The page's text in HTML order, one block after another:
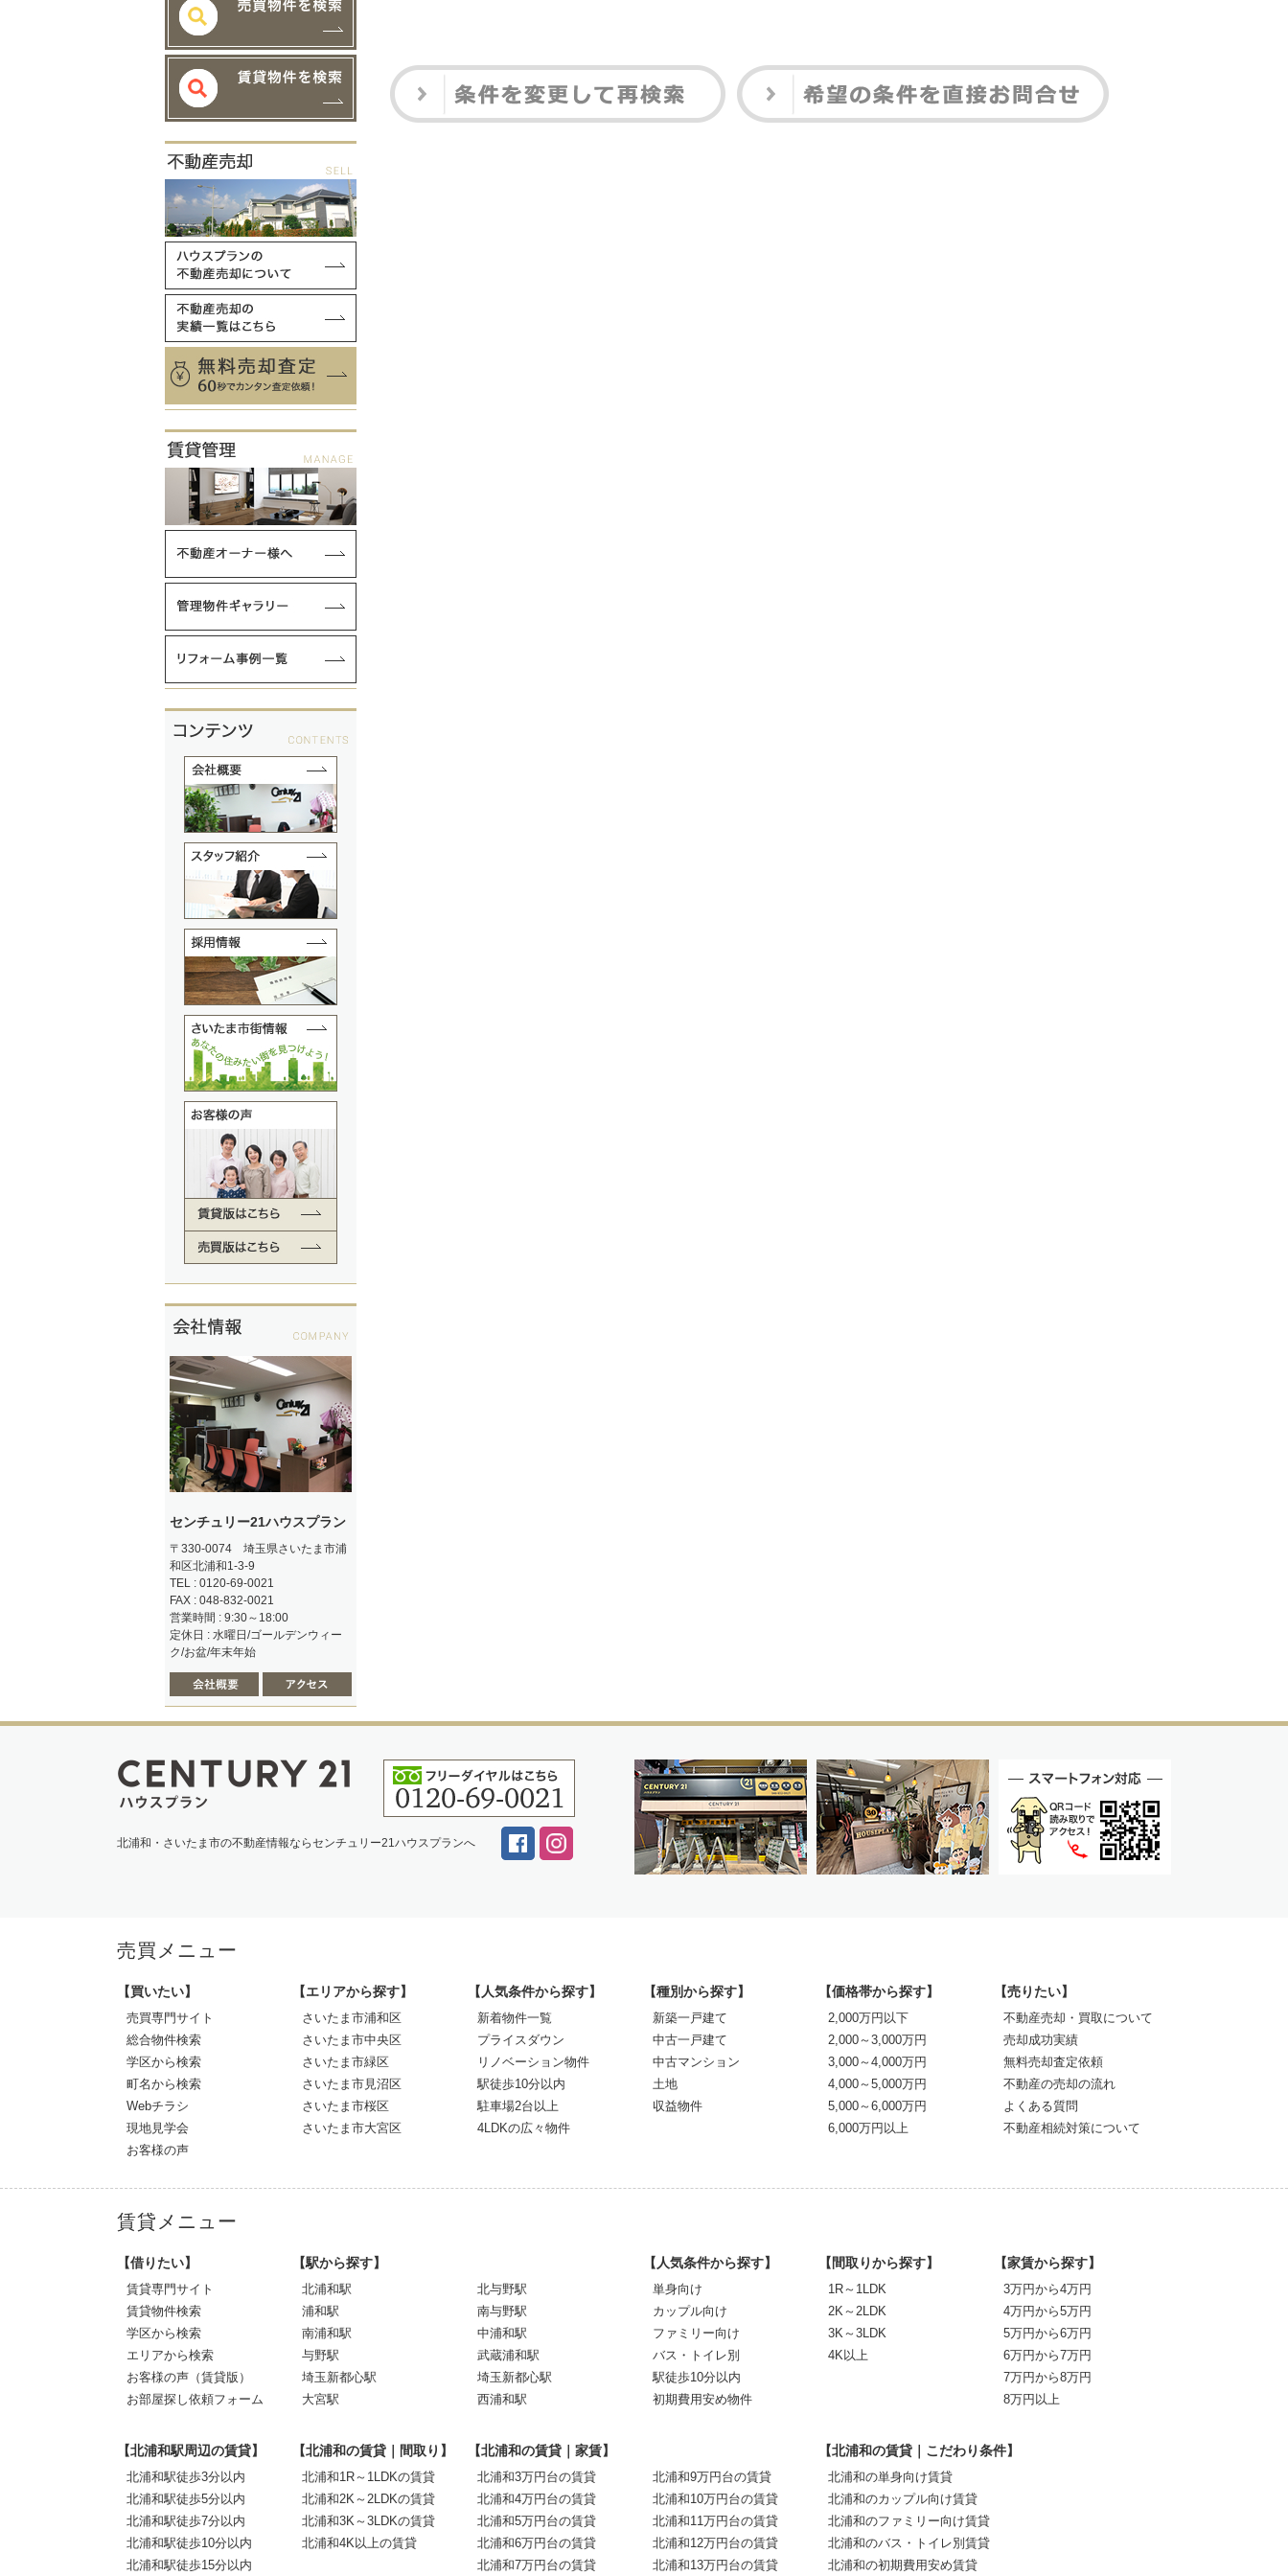
センチュリー21ハウスプラン
〒330-0074 埼玉県さいたま市浦
和区北浦和1-3-9
TEL : 0120-69-0021
FAX : 048-832-0021
営業時間 : 9:30～18:00
定休日 : 水曜日/ゴールデンウィー
ク/お盆/年末年始
北浦和・さいたま市の不動産情報ならセンチュリー21ハウスプランへ
売買メニュー
【買いたい】
売買専門サイト
総合物件検索
学区から検索
町名から検索
Webチラシ
現地見学会
お客様の声
【エリアから探す】
さいたま市浦和区
さいたま市中央区
さいたま市緑区
さいたま市見沼区
さいたま市桜区
さいたま市大宮区
【人気条件から探す】
新着物件一覧
プライスダウン
リノベーション物件
駅徒歩10分以内
駐車場2台以上
4LDKの広々物件
【種別から探す】
新築一戸建て
中古一戸建て
中古マンション
土地
収益物件
【価格帯から探す】
2,000万円以下
2,000～3,000万円
3,000～4,000万円
4,000～5,000万円
5,000～6,000万円
6,000万円以上
【売りたい】
不動産売却・買取について
売却成功実績
無料売却査定依頼
不動産の売却の流れ
よくある質問
不動産相続対策について
賃貸メニュー
【借りたい】
賃貸専門サイト
賃貸物件検索
学区から検索
エリアから検索
お客様の声（賃貸版）
お部屋探し依頼フォーム
【駅から探す】
北浦和駅
浦和駅
南浦和駅
与野駅
埼玉新都心駅
大宮駅
北与野駅
南与野駅
中浦和駅
武蔵浦和駅
埼玉新都心駅
西浦和駅
【人気条件から探す】
単身向け
カップル向け
ファミリー向け
バス・トイレ別
駅徒歩10分以内
初期費用安め物件
【間取りから探す】
1R～1LDK
2K～2LDK
3K～3LDK
4K以上
【家賃から探す】
3万円から4万円
4万円から5万円
5万円から6万円
6万円から7万円
7万円から8万円
8万円以上
【北浦和駅周辺の賃貸】
北浦和駅徒歩3分以内
北浦和駅徒歩5分以内
北浦和駅徒歩7分以内
北浦和駅徒歩10分以内
北浦和駅徒歩15分以内
【北浦和の賃貸｜間取り】
北浦和1R～1LDKの賃貸
北浦和2K～2LDKの賃貸
北浦和3K～3LDKの賃貸
北浦和4K以上の賃貸
【北浦和の賃貸｜家賃】
北浦和3万円台の賃貸
北浦和4万円台の賃貸
北浦和5万円台の賃貸
北浦和6万円台の賃貸
北浦和7万円台の賃貸
北浦和9万円台の賃貸
北浦和10万円台の賃貸
北浦和11万円台の賃貸
北浦和12万円台の賃貸
北浦和13万円台の賃貸
【北浦和の賃貸｜こだわり条件】
北浦和の単身向け賃貸
北浦和のカップル向け賃貸
北浦和のファミリー向け賃貸
北浦和のバス・トイレ別賃貸
北浦和の初期費用安め賃貸